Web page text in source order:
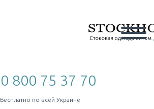
0 800 75 37 70
Бесплатно по всей Украине